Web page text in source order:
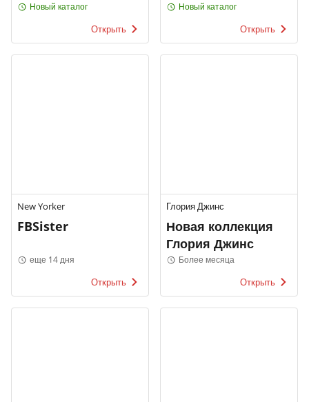
Новый каталог
Открыть
Новый каталог
Открыть
New Yorker
FBSister
еще 14 дня
Открыть
Глория Джинс
Новая коллекция
Глория Джинс
Более месяца
Открыть